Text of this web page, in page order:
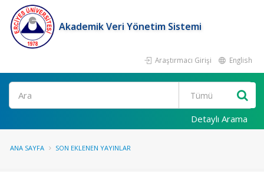
Akademik Veri Yönetim Sistemi
Araştırmacı Girişi English
Ara
Detaylı Arama
ANA SAYFA SON EKLENEN YAYINLAR